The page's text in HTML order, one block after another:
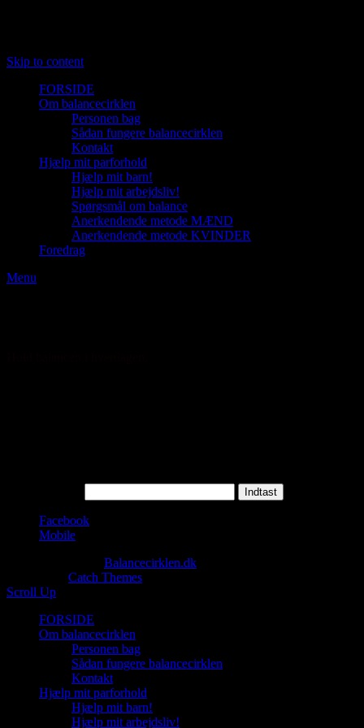
Skip to content
FORSIDE
Om balancecirklen
Personen bag
Sådan fungere balancecirklen
Kontakt
Hjælp mit parforhold
Hjælp mit barn!
Hjælp mit arbejdsliv!
Spørgsmål om balance
Anerkendende metode MÆND
Anerkendende metode KVINDER
Foredrag
Menu
Facebook
Mobile
Balancecirklen.dk
Catch Themes
Scroll Up
FORSIDE
Om balancecirklen
Personen bag
Sådan fungere balancecirklen
Kontakt
Hjælp mit parforhold
Hjælp mit barn!
Hjælp mit arbejdsliv!